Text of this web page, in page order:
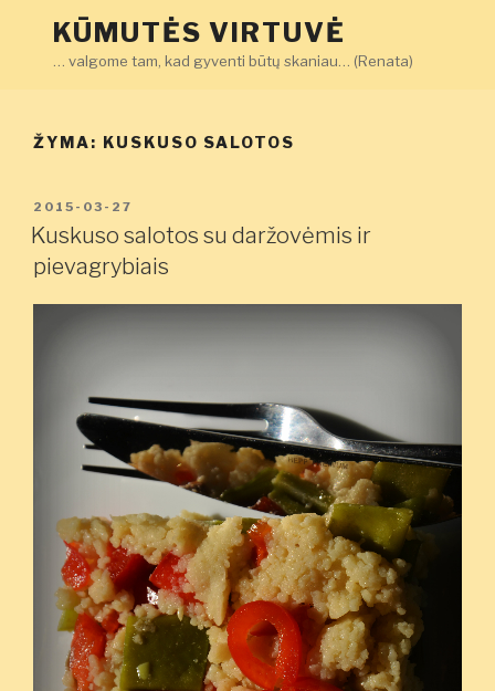
KŪMUTĖS VIRTUVĖ
… valgome tam, kad gyventi būtų skaniau… (Renata)
ŽYMA: KUSKUSO SALOTOS
PASKELBTA
2015-03-27
Kuskuso salotos su daržovėmis ir
pievagrybiais